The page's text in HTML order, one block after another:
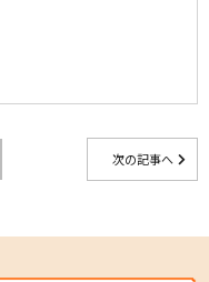
次の記事へ